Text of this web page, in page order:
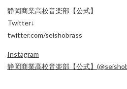
静岡商業高校音楽部【公式】
Twitter↓
twitter.com/seishobrass
Instagram
静岡商業高校音楽部【公式】